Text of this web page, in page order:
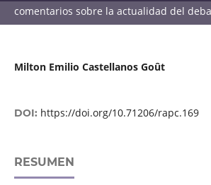
comentarios sobre la actualidad del
Milton Emilio Castellanos Goût
DOI: https://doi.org/10.71206/rapc.169
RESUMEN